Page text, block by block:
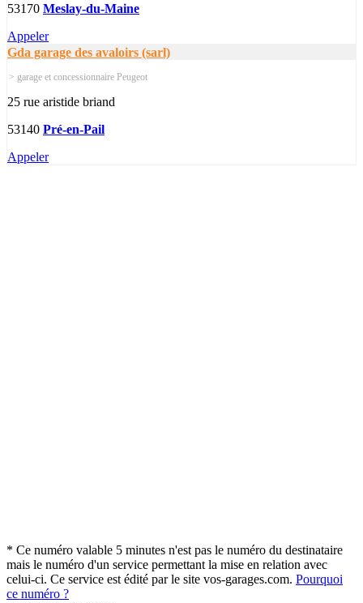
53170 Meslay-du-Maine
Appeler
Gda garage des avaloirs (sarl)
> garage et concessionnaire Peugeot
25 rue aristide briand
53140 Pré-en-Pail
Appeler
* Ce numéro valable 5 minutes n'est pas le numéro du destinataire
mais le numéro d'un service permettant la mise en relation avec
celui-ci. Ce service est édité par le site vos-garages.com. Pourquoi
ce numéro ?